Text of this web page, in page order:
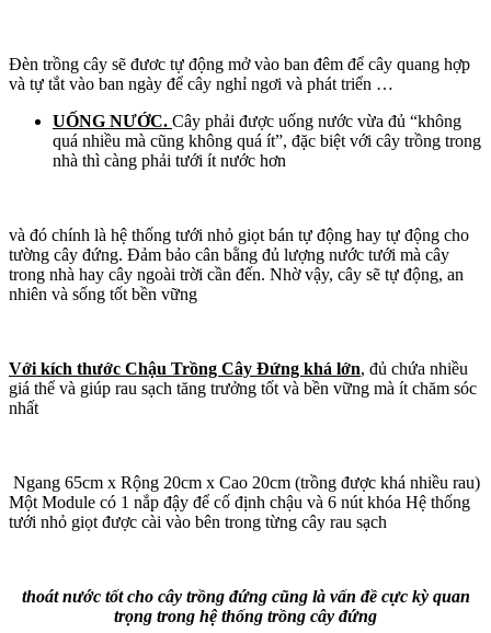
Đèn trồng cây sẽ đươc tự động mở vào ban đêm để cây quang hợp
và tự tắt vào ban ngày để cây nghỉ ngơi và phát triển …
UỐNG NƯỚC. Cây phải được uống nước vừa đủ “không
quá nhiều mà cũng không quá ít”, đặc biệt với cây trồng trong
nhà thì càng phải tưới ít nước hơn
và đó chính là hệ thống tưới nhỏ giọt bán tự động hay tự động cho
tường cây đứng. Đảm bảo cân bằng đủ lượng nước tưới mà cây
trong nhà hay cây ngoài trời cần đến. Nhờ vậy, cây sẽ tự động, an
nhiên và sống tốt bền vững
Với kích thước Chậu Trồng Cây Đứng khá lớn, đủ chứa nhiều
giá thể và giúp rau sạch tăng trưởng tốt và bền vững mà ít chăm sóc
nhất
Ngang 65cm x Rộng 20cm x Cao 20cm (trồng được khá nhiều rau)
Một Module có 1 nắp đậy để cố định chậu và 6 nút khóa Hệ thống
tưới nhỏ giọt được cài vào bên trong từng cây rau sạch
thoát nước tốt cho cây trồng đứng cũng là vấn đề cực kỳ quan
trọng trong hệ thống trồng cây đứng